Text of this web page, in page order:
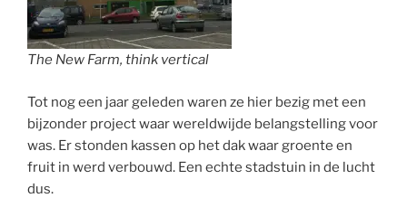
The New Farm, think vertical
Tot nog een jaar geleden waren ze hier bezig met een
bijzonder project waar wereldwijde belangstelling voor
was. Er stonden kassen op het dak waar groente en
fruit in werd verbouwd. Een echte stadstuin in de lucht
dus.